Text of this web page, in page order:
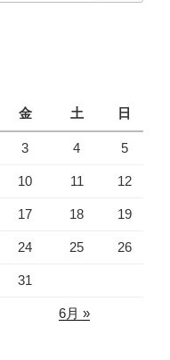
金 土 日
3 4 5
10 11 12
17 18 19
24 25 26
31
6月 »